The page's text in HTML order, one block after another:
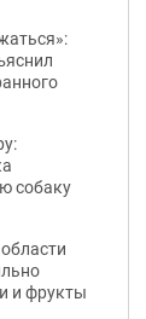
собаку
и фрукты